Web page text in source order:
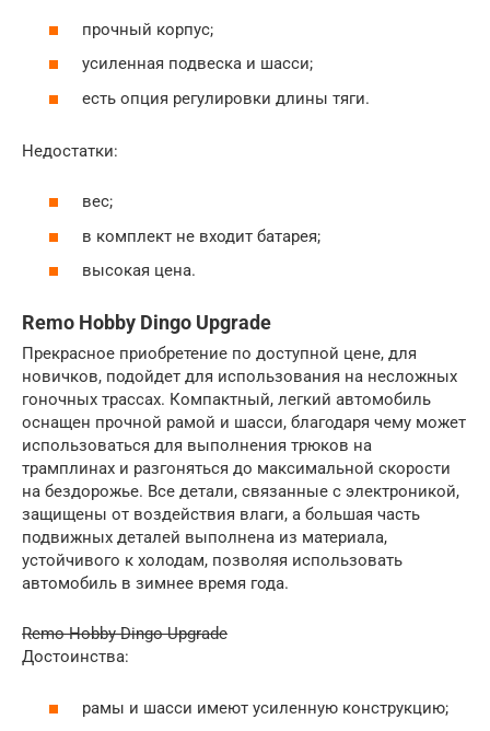
прочный корпус;
усиленная подвеска и шасси;
есть опция регулировки длины тяги.
Недостатки:
вес;
в комплект не входит батарея;
высокая цена.
Remo Hobby Dingo Upgrade
Прекрасное приобретение по доступной цене, для
новичков, подойдет для использования на несложных
гоночных трассах. Компактный, легкий автомобиль
оснащен прочной рамой и шасси, благодаря чему может
использоваться для выполнения трюков на
трамплинах и разгоняться до максимальной скорости
на бездорожье. Все детали, связанные с электроникой,
защищены от воздействия влаги, а большая часть
подвижных деталей выполнена из материала,
устойчивого к холодам, позволяя использовать
автомобиль в зимнее время года.
Remo Hobby Dingo Upgrade
Достоинства:
рамы и шасси имеют усиленную конструкцию;